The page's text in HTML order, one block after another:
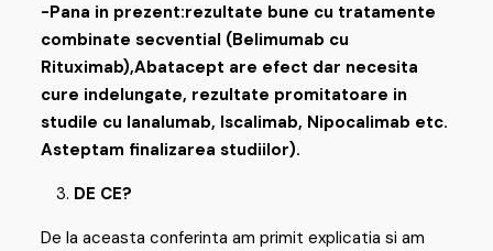
-Pana in prezent:rezultate bune cu tratamente
combinate secvential (Belimumab cu
Rituximab),Abatacept are efect dar necesita
cure indelungate, rezultate promitatoare in
studile cu Ianalumab, Iscalimab, Nipocalimab etc.
Asteptam finalizarea studiilor).
DE CE?
De la aceasta conferinta am primit explicatia si am